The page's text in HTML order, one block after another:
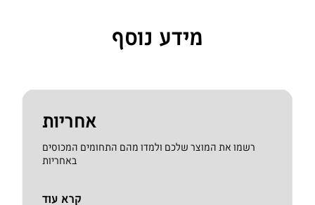
מידע נוסף
אחריות
רשמו את המוצר שלכם ולמדו מהם התחומים המכוסים
באחריות
קרא עוד